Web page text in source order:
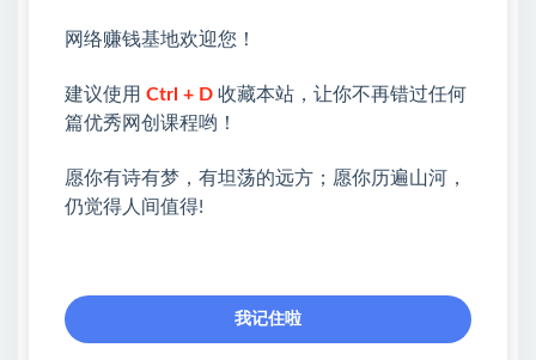
💖课程资料【免费】领取教程💖
②：选择【在浏览器打开】
③：点击右上方【登录】领取
限时活动：注册新用户赠送VIP
收藏 链接
网络赚钱基地欢迎您！
建议使用 Ctrl + D 收藏本站，让你不再错过任何
篇优秀网创课程哟！
愿你有诗有梦，有坦荡的远方；愿你历遍山河，
仍觉得人间值得!
我记住啦